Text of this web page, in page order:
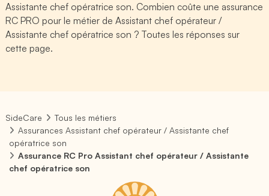
Assistante chef opératrice son. Combien coûte une assurance
RC PRO pour le métier de Assistant chef opérateur /
Assistante chef opératrice son ? Toutes les réponses sur
cette page.
SideCare
Tous les métiers
Assurances Assistant chef opérateur / Assistante chef
opératrice son
Assurance RC Pro Assistant chef opérateur / Assistante
chef opératrice son